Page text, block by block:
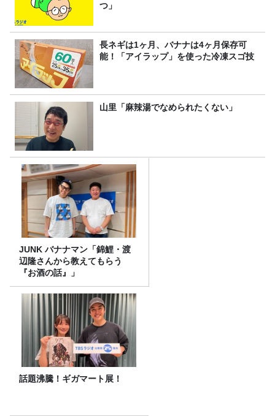
つ」
長ネギは1ヶ月、バナナは4ヶ月保存可
能！「アイラップ」を使った冷凍スゴ技
山里「麻辣湯でなめられたくない」
JUNK バナナマン「錦鯉・渡
辺隆さんから教えてもらう
『お酒の話』」
話題沸騰！ギガマート展！